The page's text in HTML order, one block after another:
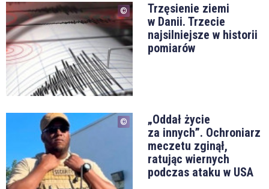
Trzęsienie ziemi
w Danii. Trzecie
najsilniejsze w historii
pomiarów
„Oddał życie
za innych”. Ochroniarz
meczetu zginął,
ratując wiernych
podczas ataku w USA